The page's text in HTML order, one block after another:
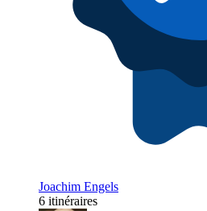
Joachim Engels
6 itinéraires